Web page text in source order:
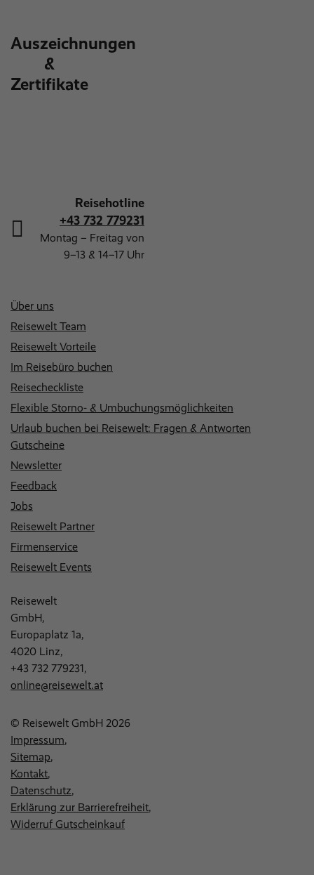
Auszeichnungen
&
Zertifikate
Über uns
Reisewelt Team
Reisewelt Vorteile
Im Reisebüro buchen
Reisecheckliste
Flexible Storno- & Umbuchungsmöglichkeiten
Urlaub buchen bei Reisewelt: Fragen & Antworten
Gutscheine
Newsletter
Feedback
Jobs
Reisewelt Partner
Firmenservice
Reisewelt Events
Reisehotline
+43 732 779231
Montag – Freitag von
9–13 & 14–17 Uhr
Reisewelt
GmbH,
Europaplatz 1a,
4020 Linz,
+43 732 779231,
online@reisewelt.at
© Reisewelt GmbH 2026
Impressum
Sitemap
Kontakt
Datenschutz
Erklärung zur Barrierefreiheit
Widerruf Gutscheinkauf